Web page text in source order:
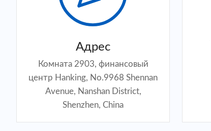
Адрес
Комната 2903, финансовый
центр Hanking, No.9968 Shennan
Avenue, Nanshan District,
Shenzhen, China